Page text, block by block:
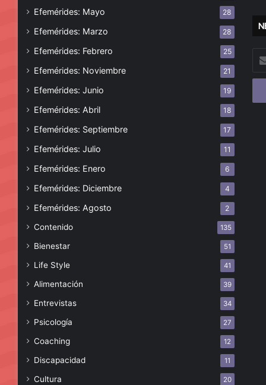
Efemérides: Mayo 28
Efemérides: Marzo 28
Efemérides: Febrero 25
Efemérides: Noviembre 21
Efemérides: Junio 19
Efemérides: Abril 18
Efemérides: Septiembre 17
Efemérides: Julio 11
Efemérides: Enero 6
Efemérides: Diciembre 4
Efemérides: Agosto 2
Contenido 135
Bienestar 51
Life Style 41
Alimentación 39
Entrevistas 34
Psicología 27
Coaching 12
Discapacidad 11
Cultura 20